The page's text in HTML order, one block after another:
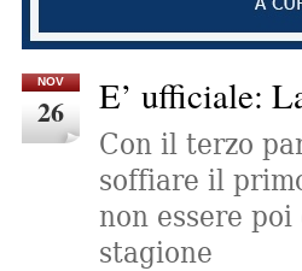
NOV
26 E’ ufficiale:
Con il terzo
soffiare il
non essere
stagione